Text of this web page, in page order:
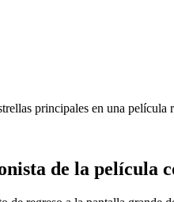
principales en una película
de la película